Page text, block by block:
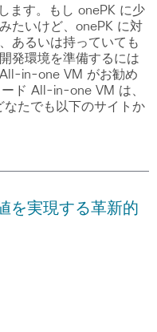
ます。もし onePK に少
たいけど、onePK に対
あるいは持っていても
発環境を準備するには
in-one VM がお勧め
ド All-in-one VM は、
たでも以下のサイトか
を実現する革新的